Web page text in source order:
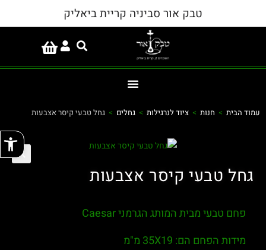
טבק אור סביניה קריית ביאליק
עמוד הבית > חנות > ציוד לנרגילות > גחלים > גחל טבעי קיסר אצבעות
גחל טבעי קיסר אצבעות
פחם טבעי מבית המותג הגרמני Caesar
מידות הפחם הם: 35X19 מ"מ